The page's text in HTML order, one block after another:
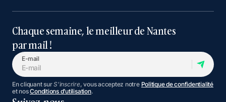
Chaque semaine, le meilleur de Nantes
par mail !
E-mail
En cliquant surS'inscrire, vous acceptez notre Politique de confidentialité
et nosConditions d’utilisation.